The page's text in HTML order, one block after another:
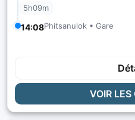
5h09m
14:08Phitsanulok • Gare
VOIR LES